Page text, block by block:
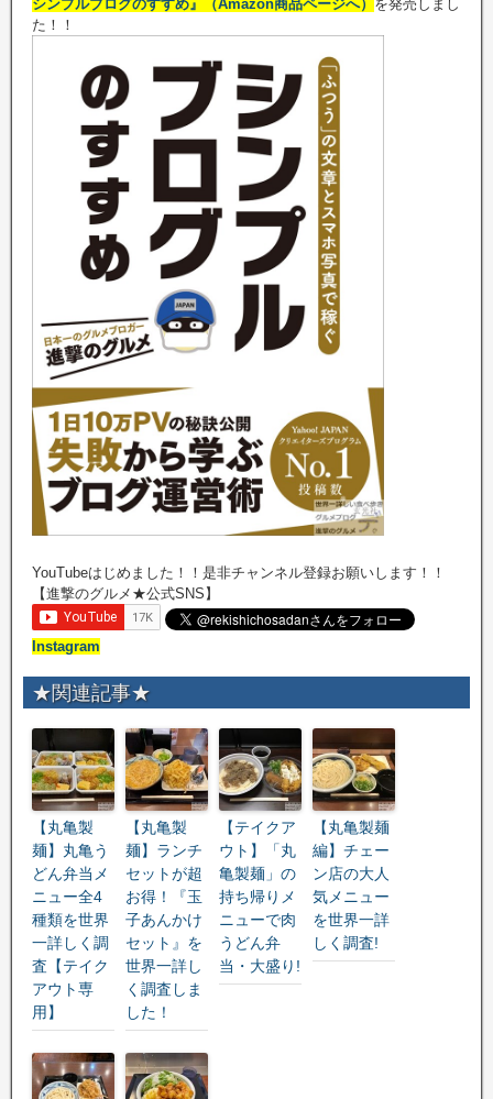
シンプルブログのすすめ』（Amazon商品ページへ） を発売しまし
た！！
YouTubeはじめました！！是非チャンネル登録お願いします！！
【進撃のグルメ★公式SNS】
Instagram
★関連記事★
【丸亀製
麺】丸亀う
どん弁当メ
ニュー全4
種類を世界
一詳しく調
査【テイク
アウト専
用】
【丸亀製
麺】ランチ
セットが超
お得！『玉
子あんかけ
セット』を
世界一詳し
く調査しま
した！
【テイクア
ウト】「丸
亀製麺」の
持ち帰りメ
ニューで肉
うどん弁
当・大盛り!
【丸亀製麺
編】チェー
ン店の大人
気メニュー
を世界一詳
しく調査!